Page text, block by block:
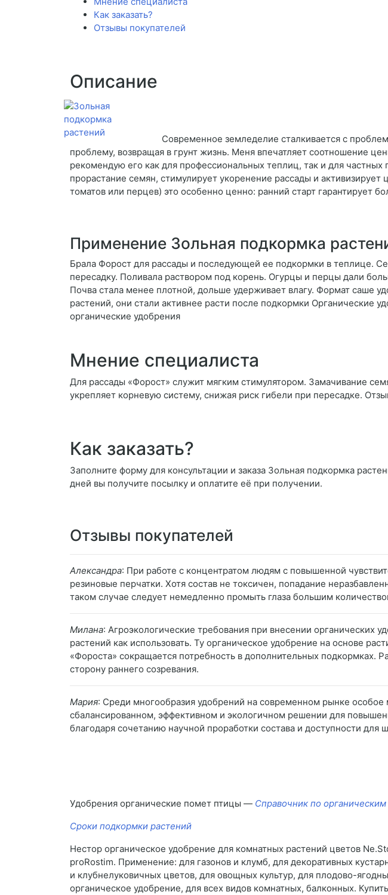
Как заказать?
Отзывы покупателей
Описание
Современное земледелие сталкивается с
проблему, возвращая в грунт жизнь. Меня впечатляет соотношение
рекомендую его как для профессиональных теплиц, так и для
прорастание семян, стимулирует укоренение рассады и
томатов или перцев) это особенно ценно: ранний старт гарантирует
Применение Зольная подкормка
Брала Форост для рассады и последующей ее подкормки в теплице.
пересадку. Поливала раствором под корень. Огурцы и перцы дали
Почва стала менее плотной, дольше удерживает влагу. Формат саше
растений, они стали активнее расти после подкормки Органические
органические удобрения
Мнение специалиста
Для рассады «Форост» служит мягким стимулятором. Замачивание
укрепляет корневую систему, снижая риск гибели при пересадке.
Как заказать?
Заполните форму для консультации и заказа Зольная подкормка
дней вы получите посылку и оплатите её при получении.
Отзывы покупателей
Александра: При работе с концентратом людям с повышенной
резиновые перчатки. Хотя состав не токсичен, попадание
таком случае следует немедленно промыть глаза большим
Милана: Агроэкологические требования при внесении органических
растений как использовать. Ту органическое удобрение на основе
«Фороста» сокращается потребность в дополнительных подкормках.
сторону раннего созревания.
Мария: Среди многообразия удобрений на современном рынке особое
сбалансированном, эффективном и экологичном решении для
благодаря сочетанию научной проработки состава и доступности для
Удобрения органические помет птицы — Справочник по
Сроки подкормки растений
Нестор органическое удобрение для комнатных растений цветов
proRostim. Применение: для газонов и клумб, для декоративных
и клубнелуковичных цветов, для овощных культур, для плодово-
органическое удобрение, для всех видов комнатных, балконных.